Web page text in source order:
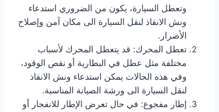
وتعطل السيارة، يكون من الضروري استدعاء
ونش الانقاذ لنقل السيارة الى مكان آمن وإصلاح
الأضرار.
تعطل المحرك: قد يتعطل المحرك لأسباب
مختلفة مثل عطل في البطارية أو نقص الوقود،
وفي هذه الحالات يمكن استدعاء ونش الانقاذ
لنقل السيارة الى ورشة الصيانة المناسبة.
إطار مفجوع: في حال تعرض الإطار للانفجار أو